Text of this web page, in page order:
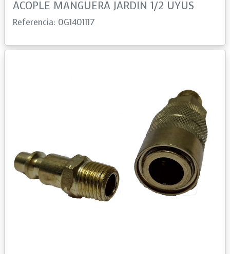
ACOPLE MANGUERA JARDIN 1/2 UYUS
Referencia: 0G1401117